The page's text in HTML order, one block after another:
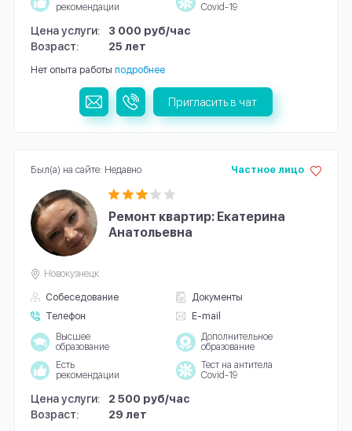
рекомендации
Covid-19
Цена услуги:
3 000 руб/час
Возраст:
25 лет
Нет опыта работы подробнее
Пригласить в чат
Ремонт квартир: Екатерина
Анатольевна
Собеседование
Документы
Телефон
E-mail
Частное лицо
Новокузнецк
Высшее
образование
Дополнительное
образование
Есть
рекомендации
Тест на антитела
Covid-19
Цена услуги:
2 500 руб/час
Возраст:
29 лет
Был(а) на сайте: Недавно